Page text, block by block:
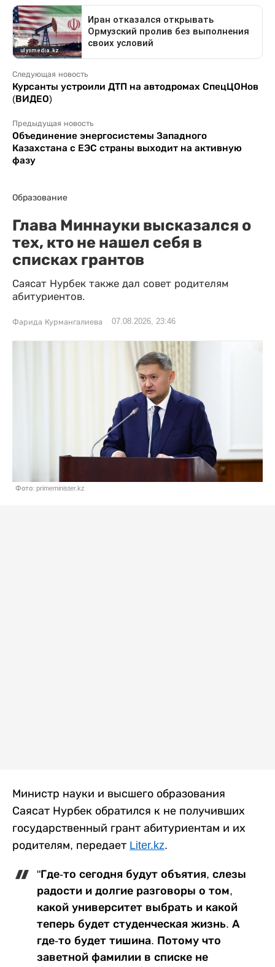
Следующая новость
Курсанты устроили ДТП на автодромах СпецЦОНов
(ВИДЕО)
Предыдущая новость
Объединение энергосистемы Западного
Казахстана с ЕЭС страны выходит на активную
фазу
Образование
Глава Миннауки высказался о
тех, кто не нашел себя в
списках грантов
Саясат Нурбек также дал совет родителям
абитуриентов.
Фарида Курмангалиева 07.08.2026, 23:46
Фото: primeminister.kz
Министр науки и высшего образования
Саясат Нурбек обратился к не получивших
государственный грант абитуриентам и их
родителям, передает Liter.kz.
"Где-то сегодня будут объятия, слезы
радости и долгие разговоры о том,
какой университет выбрать и какой
теперь будет студенческая жизнь. А
где-то будет тишина. Потому что
заветной фамилии в списке не